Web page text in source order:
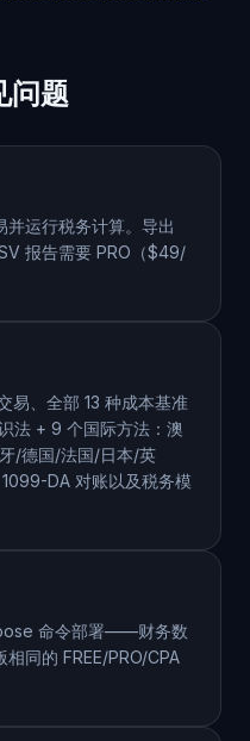
问题
并运行税务计算。导出
报告需要 PRO（$49/
易、全部 13 种成本基准
法 + 9 个国际方法：澳
/德国/法国/日本/英
DA 对账以及税务模
命令部署——财务数
同的 FREE/PRO/CPA